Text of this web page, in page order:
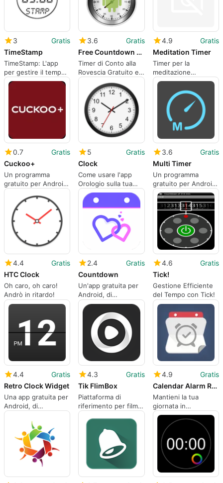
3
Gratis
TimeStamp
TimeStamp: L'app
per gestire il tempo
con stile
3.6
Gratis
Free Countdown Timer
Timer di Conto alla
Rovescia Gratuito e
Pratico
4.9
Gratis
Meditation Timer
Timer per la
meditazione
semplice e efficace
0.7
Gratis
Cuckoo+
Un programma
gratuito per Android,
di Cuckoo Global
Technology.
5
Gratis
Clock
Come usare l'app
Orologio sulla tua
schermata Home.
3.6
Gratis
Multi Timer
Un programma
gratuito per Android,
di catfantom.
4.4
Gratis
HTC Clock
Oh caro, oh caro!
Andrò in ritardo!
2.4
Gratis
Countdown
Un'app gratuita per
Android, di
Lydiajtmp.
4.6
Gratis
Tick!
Gestione Efficiente
del Tempo con Tick!
4.4
Gratis
Retro Clock Widget
Una app gratuita per
Android, di
lingen.me.
4.3
Gratis
Tik FlimBox
Piattaforma di
riferimento per film
gratuita da utilizzare
4.9
Gratis
Calendar Alarm Reminder App
Mantieni la tua
giornata in
carreggiata